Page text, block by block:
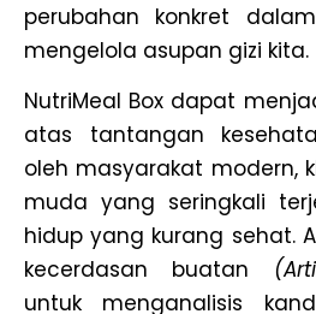
perubahan konkret
mengelola asupan gizi kita.
NutriMeal Box dapat
atas tantangan
oleh masyarakat modern,
muda yang seringkali
hidup yang kurang sehat.
kecerdasan buatan
untuk menganalisis